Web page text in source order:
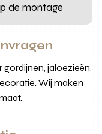
de montage
jaloezieën,
Wij maken